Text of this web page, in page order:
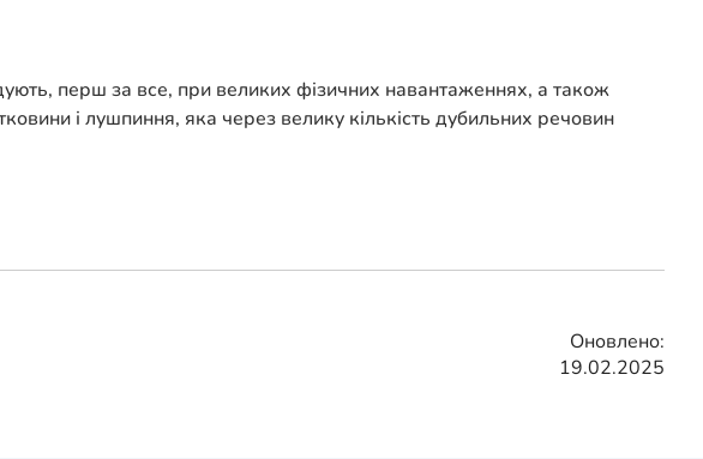
перш за все, при великих фізичних навантаженнях, а також
і лушпиння, яка через велику кількість дубильних речовин
Оновлено:
19.02.2025